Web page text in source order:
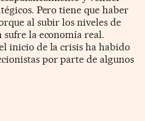
Pero tiene que haber
al subir los niveles de
la economía real.
inicio de la crisis ha habido
por parte de algunos